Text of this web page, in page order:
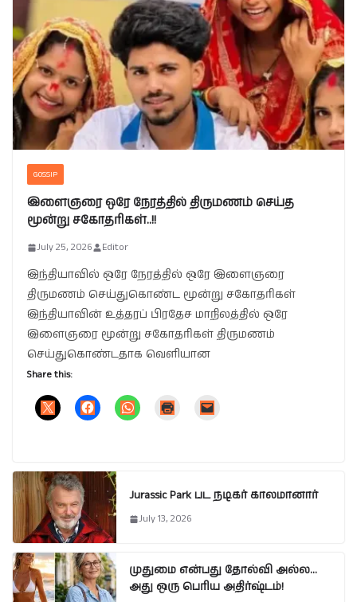
GOSSIP
இளைஞரை ஒரே நேரத்தில் திருமணம் செய்த
மூன்று சகோதரிகள்..!!
July 25, 2026 Editor
இந்தியாவில் ஒரே நேரத்தில் ஒரே இளைஞரை
திருமணம் செய்துகொண்ட மூன்று சகோதரிகள்
இந்தியாவின் உத்தரப் பிரதேச மாநிலத்தில் ஒரே
இளைஞரை மூன்று சகோதரிகள் திருமணம்
செய்துகொண்டதாக வெளியான
Share this:
Jurassic Park பட நடிகர் காலமானார்
July 13, 2026
முதுமை என்பது தோல்வி அல்ல…
அது ஒரு பெரிய அதிர்ஷ்டம்!